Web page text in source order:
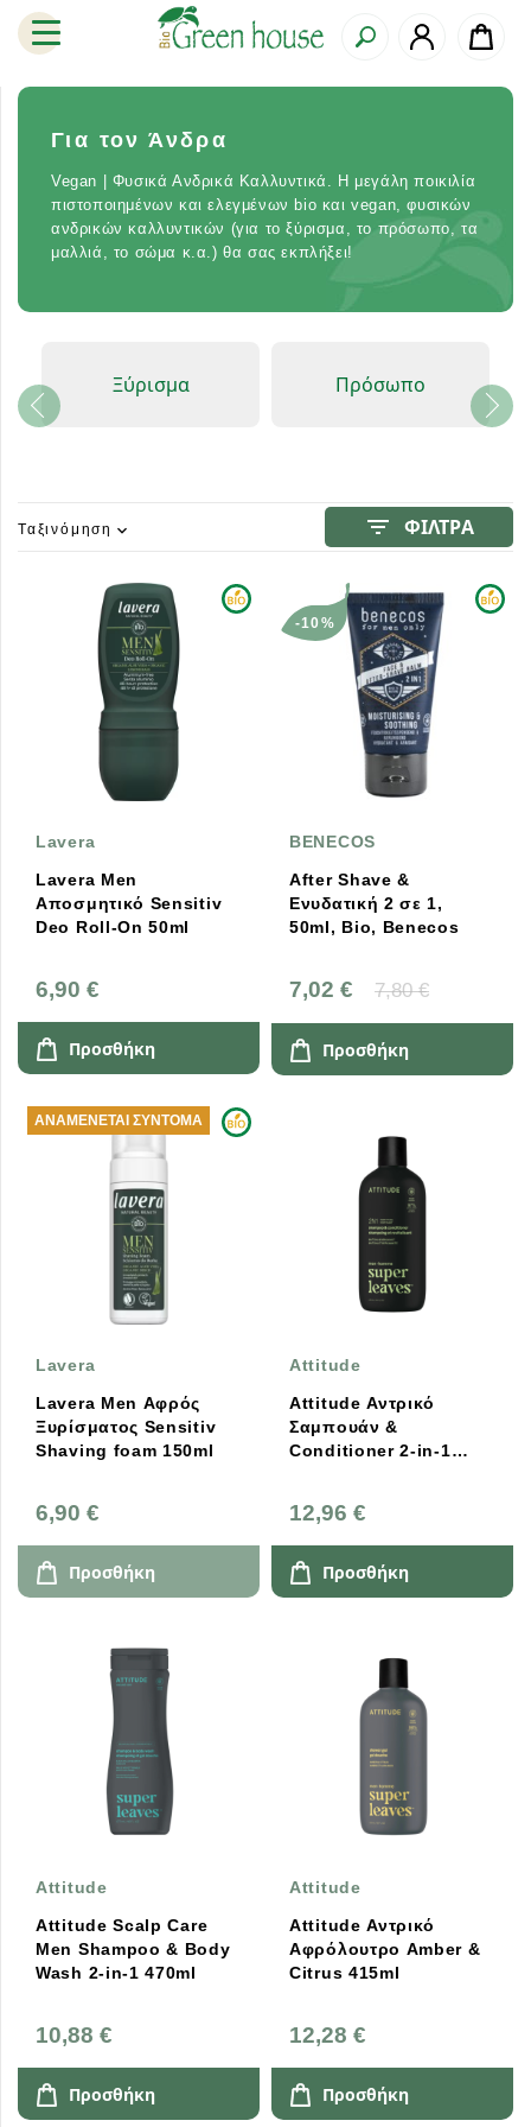
Για τον Άνδρα
Vegan | Φυσικά Ανδρικά Καλλυντικά. Η μεγάλη ποικιλία
πιστοποιημένων και ελεγμένων bio και vegan, φυσικών
ανδρικών καλλυντικών (για το ξύρισμα, το πρόσωπο, τα
μαλλιά, το σώμα κ.α.) θα σας εκπλήξει!
Ξύρισμα Πρόσωπο
Ταξινόμηση expand_more filter_list ΦΙΛΤΡΑ
Lavera
Lavera Men
Αποσμητικό Sensitiv
Deo Roll-On 50ml
6,90 €
Προσθήκη
BENECOS
After Shave &
Ενυδατική 2 σε 1,
50ml, Bio, Benecos
7,02 € 7,80 €
-10%
Προσθήκη
Lavera
Lavera Men Αφρός
Ξυρίσματος Sensitiv
Shaving foam 150ml
6,90 €
ΑΝΑΜΈΝΕΤΑΙ ΣΎΝΤΟΜΑ
Προσθήκη
Attitude
Attitude Αντρικό
Σαμπουάν &
Conditioner 2-in-1
Matcha & Bergamot
415ml
12,96 €
Προσθήκη
Attitude
Attitude Scalp Care
Men Shampoo & Body
Wash 2-in-1 470ml
10,88 €
Προσθήκη
Attitude
Attitude Αντρικό
Αφρόλουτρο Amber &
Citrus 415ml
12,28 €
Προσθήκη